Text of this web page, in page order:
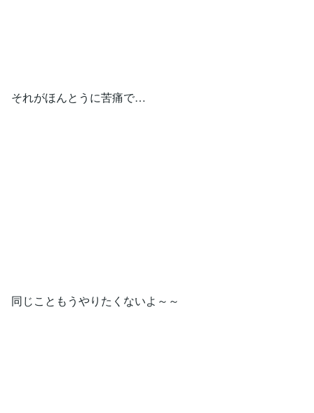
それがほんとうに苦痛で…
同じこともうやりたくないよ～～